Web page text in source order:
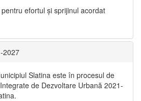
efortul şi sprijinul acordat
2027
Slatina este în procesul de
de Dezvoltare Urbană 2021‐